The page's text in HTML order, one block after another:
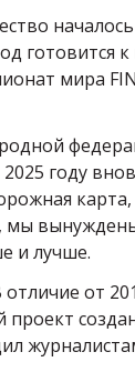
готовится
мира
году
мы
и лучше.
от
проект